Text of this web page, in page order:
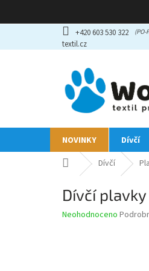
obsah
+420 603 530 322
textil.cz
NOVINKY Dívčí
Domů Dívčí
Dívčí
Průměrné
Neohodnoceno